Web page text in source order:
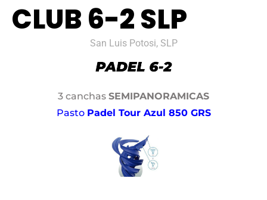
CLUB 6-2 SLP
San Luis Potosi, SLP
3 canchas SEMIPANORAMICAS
Pasto Padel Tour Azul 850 GRS